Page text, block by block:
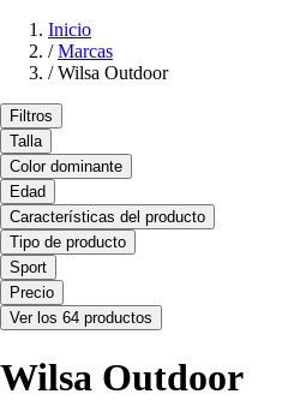
Inicio
/ Marcas
/ Wilsa Outdoor
Filtros
Talla
Color dominante
Edad
Características del producto
Tipo de producto
Sport
Precio
Ver los 64 productos
Wilsa Outdoor